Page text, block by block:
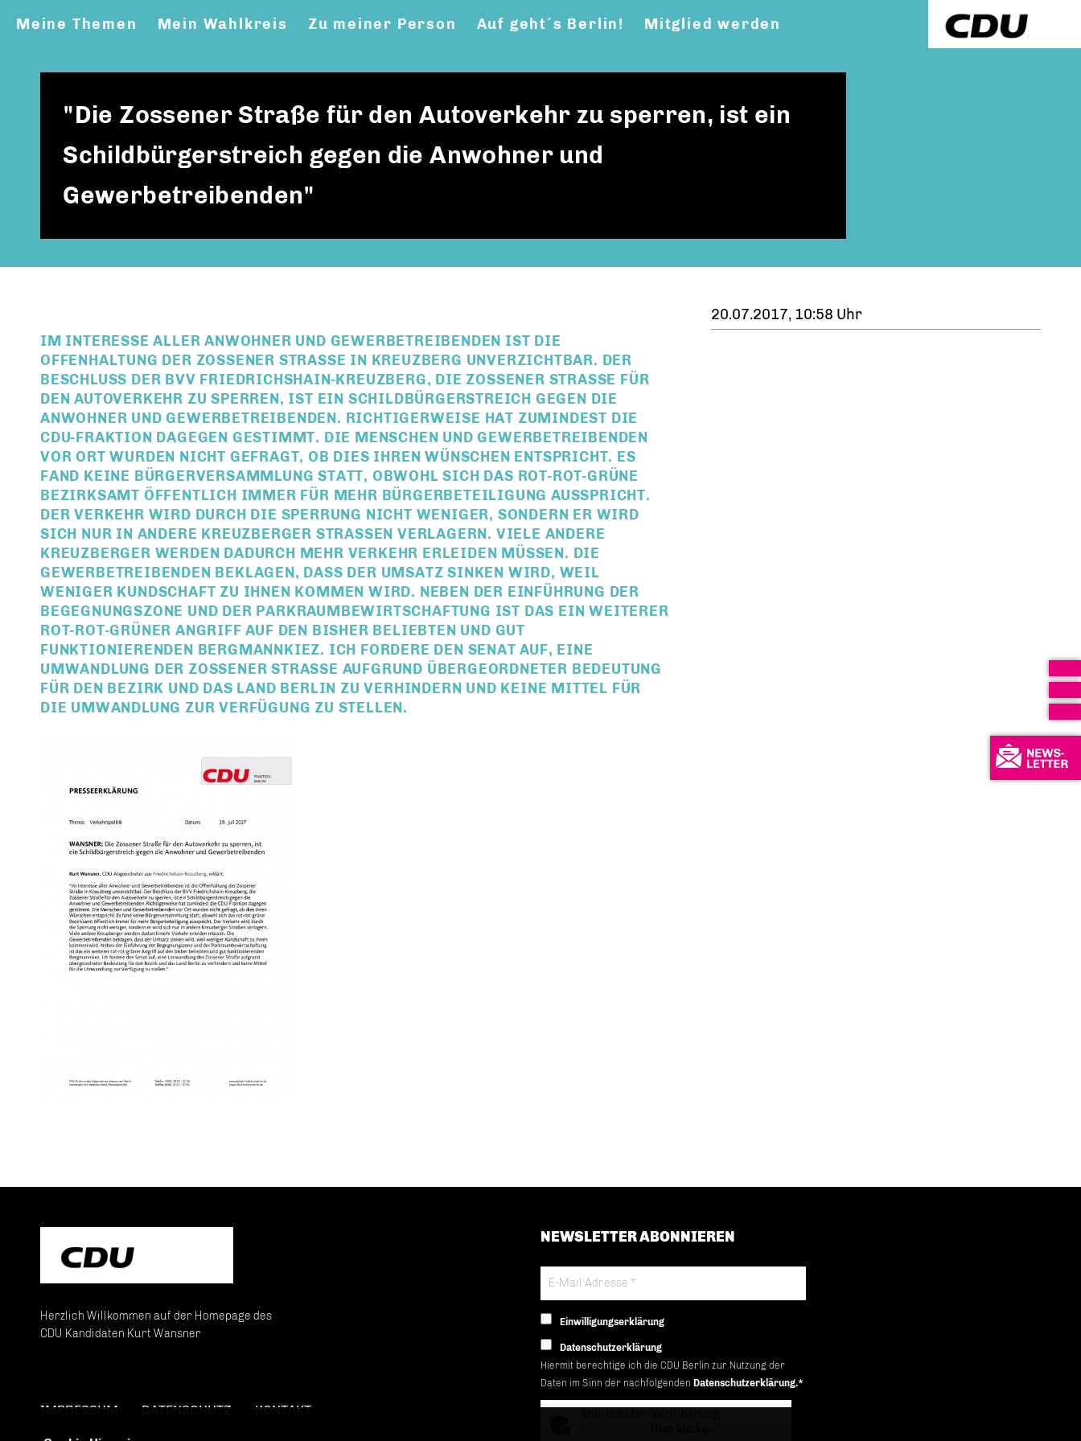
Meine Themen Mein Wahlkreis Zu meiner Person Auf geht´s Berlin! Mitglied werden
"Die Zossener Straße für den Autoverkehr zu sperren, ist ein
Schildbürgerstreich gegen die Anwohner und
Gewerbetreibenden"
IM INTERESSE ALLER ANWOHNER UND GEWERBETREIBENDEN IST DIE
OFFENHALTUNG DER ZOSSENER STRASSE IN KREUZBERG UNVERZICHTBAR. DER B
ESCHLUSS DER BVV FRIEDRICHSHAIN-KREUZBERG, DIE ZOSSENER STRASSE FÜR DE
N AUTOVERKEHR ZU SPERREN, IST EIN SCHILDBÜRGERSTREICH GEGEN DIE AN
WOHNER UND GEWERBETREIBENDEN. RICHTIGERWEISE HAT ZUMINDEST DIE CD
U-FRAKTION DAGEGEN GESTIMMT. DIE MENSCHEN UND GEWERBETREIBENDEN VO
R ORT WURDEN NICHT GEFRAGT, OB DIES IHREN WÜNSCHEN ENTSPRICHT. ES FA
ND KEINE BÜRGERVERSAMMLUNG STATT, OBWOHL SICH DAS ROT-ROT-GRÜNE BE
ZIRKSAMT ÖFFENTLICH IMMER FÜR MEHR BÜRGERBETEILIGUNG AUSSPRICHT. DE
R VERKEHR WIRD DURCH DIE SPERRUNG NICHT WENIGER, SONDERN ER WIRD SI
CH NUR IN ANDERE KREUZBERGER STRASSEN VERLAGERN. VIELE ANDERE KRE
UZBERGER WERDEN DADURCH MEHR VERKEHR ERLEIDEN MÜSSEN. DIE GEW
ERBETREIBENDEN BEKLAGEN, DASS DER UMSATZ SINKEN WIRD, WEIL WEN
IGER KUNDSCHAFT ZU IHNEN KOMMEN WIRD. NEBEN DER EINFÜHRUNG DER BEG
EGNUNGSZONE UND DER PARKRAUMBEWIRTSCHAFTUNG IST DAS EIN WEITERER ROT
-ROT-GRÜNER ANGRIFF AUF DEN BISHER BELIEBTEN UND GUT FU
NKTIONIERENDEN BERGMANNKIEZ. ICH FORDERE DEN SENAT AUF, EINE UM
WANDLUNG DER ZOSSENER STRASSE AUFGRUND ÜBERGEORDNETER BEDEUTUNG FÜR
DEN BEZIRK UND DAS LAND BERLIN ZU VERHINDERN UND KEINE MITTEL FÜR DIE
UMWANDLUNG ZUR VERFÜGUNG ZU STELLEN.
20.07.2017, 10:58 Uhr
Herzlich Willkommen auf der Homepage des
CDU Kandidaten Kurt Wansner
IMPRESSUM DATENSCHUTZ KONTAKT
NEWSLETTER ABONNIEREN
Einwilligungserklärung
Datenschutzerklärung
Hiermit berechtige ich die CDU Berlin zur Nutzung der
Daten im Sinn der nachfolgenden Datenschutzerklärung.*